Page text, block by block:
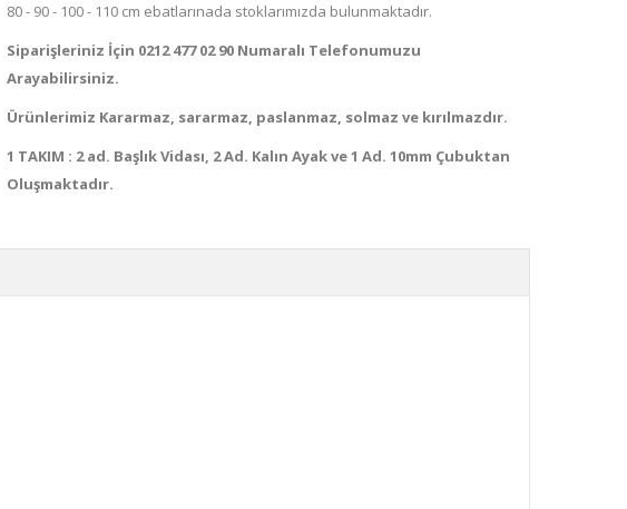
80 - 90 - 100 - 110 cm ebatlarınada stoklarımızda bulunmaktadır.
Siparişleriniz İçin 0212 477 02 90 Numaralı Telefonumuzu
Arayabilirsiniz.
Ürünlerimiz Kararmaz, sararmaz, paslanmaz, solmaz ve kırılmazdır.
1 TAKIM : 2 ad. Başlık Vidası, 2 Ad. Kalın Ayak ve 1 Ad. 10mm Çubuktan
Oluşmaktadır.